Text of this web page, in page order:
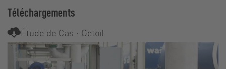
Téléchargements
Étude de Cas : Getoil